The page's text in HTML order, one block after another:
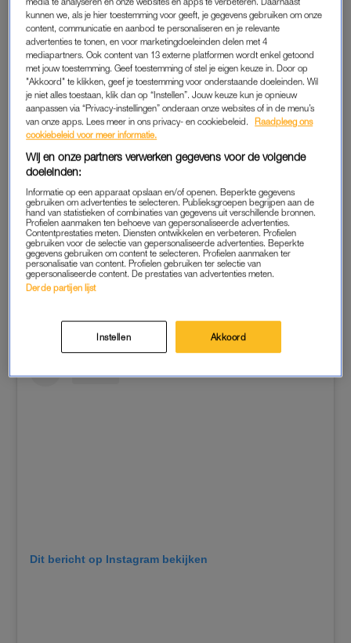
Baldoni diende op zijn beurt een tegenaanklacht in voor
smaad. De zaak eindigde eerder dit jaar in een schikking.
'It Ends With Us'-ster Justin
Baldoni heeft seksueel trauma:
'Ex overschreed grenzen'
LEES OOK
In zijn video zegt Baldoni dat hij eerder van zich wilde laten
horen, maar het niet als het goede moment voelde. Zijn vrouw
Emily spreekt onder meer over het “onrecht en de pijn” die zij
in de afgelopen jaren hebben gevoeld.
Dit bericht op Instagram bekijken
kunnen we, als je hier toestemming voor geeft, je gegevens gebruiken om onze
content, communicatie en aanbod te personaliseren en je relevante
advertenties te tonen, en voor marketingdoeleinden delen met 4
mediapartners. Ook content van 13 externe platformen wordt enkel getoond
met jouw toestemming. Geef toestemming of stel je eigen keuze in. Door op
"Akkoord" te klikken, geef je toestemming voor onderstaande doeleinden. Wil
je niet alles toestaan, klik dan op “Instellen”. Jouw keuze kun je opnieuw
aanpassen via “Privacy-instellingen” onderaan onze websites of in de menu’s
van onze apps. Lees meer in ons privacy- en cookiebeleid.
Raadpleeg ons
cookiebeleid voor meer informatie.
Wij en onze partners verwerken gegevens voor de volgende
doeleinden:
Informatie op een apparaat opslaan en/of openen. Beperkte gegevens
gebruiken om advertenties te selecteren. Publieksgroepen begrijpen aan de
hand van statistieken of combinaties van gegevens uit verschillende bronnen.
Profielen aanmaken ten behoeve van gepersonaliseerde advertenties.
Contentprestaties meten. Diensten ontwikkelen en verbeteren. Profielen
gebruiken voor de selectie van gepersonaliseerde advertenties. Beperkte
gegevens gebruiken om content te selecteren. Profielen aanmaken ter
personalisatie van content. Profielen gebruiken ter selectie van
gepersonaliseerde content. De prestaties van advertenties meten.
Derde partijen lijst
Instellen Akkoord